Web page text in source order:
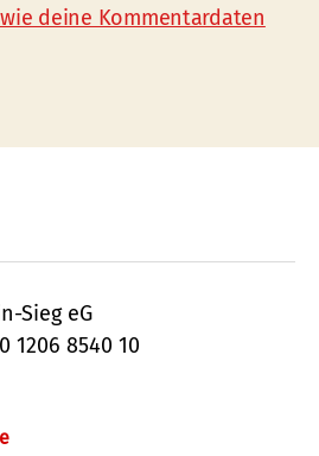
deine Kommentardaten
Sieg eG
1206 8540 10